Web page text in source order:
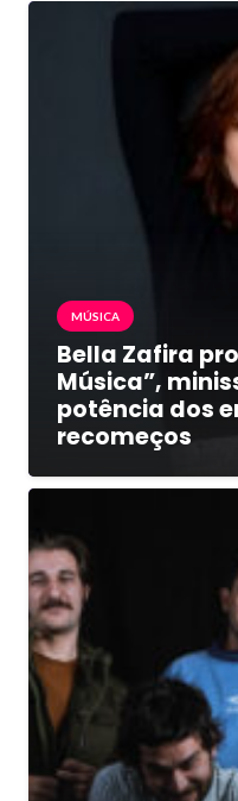
MÚSICA
Bella Zafira
Música”,
potência dos
recomeços